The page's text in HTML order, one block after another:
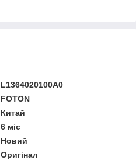
L1364020100A0
FOTON
Китай
6 міс
Новий
Оригінал